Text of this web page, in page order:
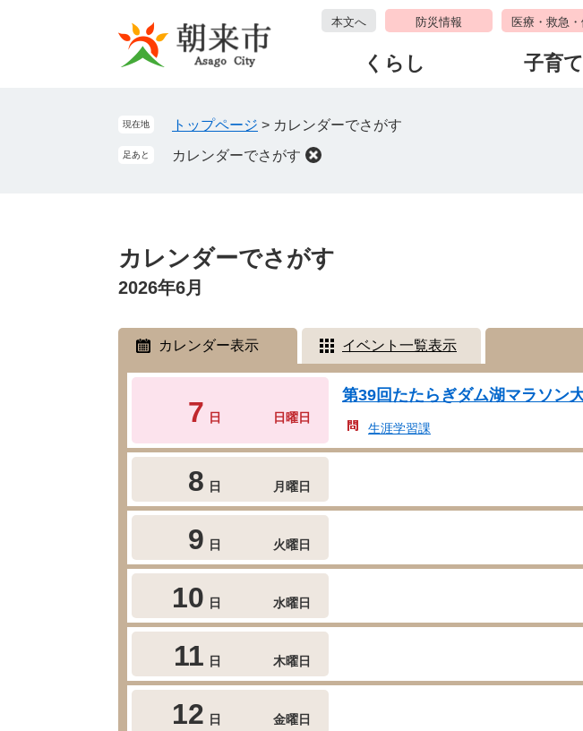
本文へ 防災情報 医療・救急
くらし 子育て
現在地 トップページ > カレンダーでさがす
足あと カレンダーでさがす
文
カレンダーでさがす
2026年6月
カレンダー表示 イベント一覧表示
7 日 日曜日
第39回たたらぎダム湖マラソン
生涯学習課
8 日 月曜日
9 日 火曜日
10 日 水曜日
11 日 木曜日
12 日 金曜日